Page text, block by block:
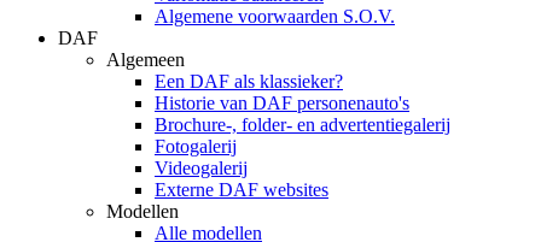
Algemene voorwaarden S.O.V.
DAF
Algemeen
Een DAF als klassieker?
Historie van DAF personenauto's
Brochure-, folder- en advertentiegalerij
Fotogalerij
Videogalerij
Externe DAF websites
Modellen
Alle modellen